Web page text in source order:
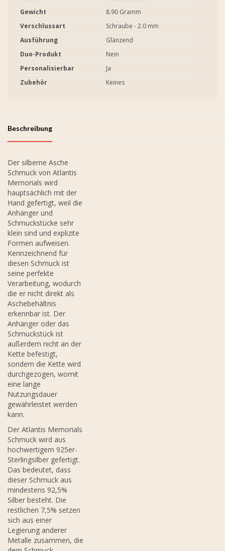
Gewicht
8.90 Gramm
Verschlussart
Schraube - 2.0 mm
Ausführung
Glänzend
Duo-Produkt
Nein
Personalisierbar
Ja
Zubehör
Keines
Beschreibung
Der silberne Asche
Schmuck von Atlantis
Memorials wird
hauptsächlich mit der
Hand gefertigt, weil die
Anhänger und
Schmuckstücke sehr
klein sind und explizite
Formen aufweisen.
Kennzeichnend für
diesen Schmuck ist
seine perfekte
Verarbeitung, wodurch
die er nicht direkt als
Aschebehältnis
erkennbar ist. Der
Anhänger oder das
Schmuckstück ist
außerdem nicht an der
Kette befestigt,
sondern die Kette wird
durchgezogen, womit
eine lange
Nutzungsdauer
gewährleistet werden
kann.
Der Atlantis Memorials
Schmuck wird aus
hochwertigem 925er-
Sterlingsilber gefertigt.
Das bedeutet, dass
dieser Schmuck aus
mindestens 92,5%
Silber besteht. Die
restlichen 7,5% setzen
sich aus einer
Legierung anderer
Metalle zusammen, die